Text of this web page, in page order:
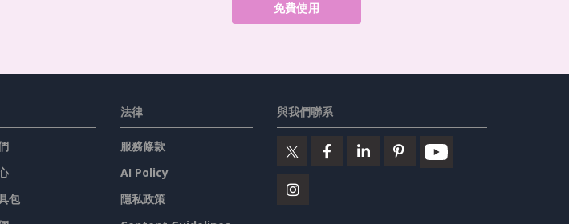
免費使用
包
法律
服務條款
AI Policy
隱私政策
與我們聯系